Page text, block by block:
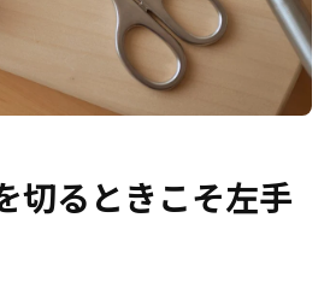
切るときこそ左手